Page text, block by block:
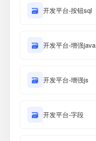
🗃 开发平台-按钮sql
🗃 开发平台-增强java
🗃 开发平台-增强js
🗃 开发平台-字段